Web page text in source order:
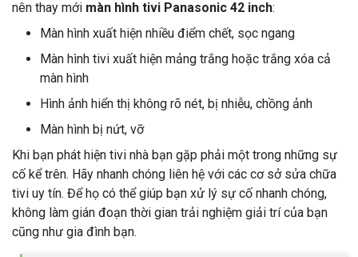
nên thay mới màn hình tivi Panasonic 42 inch:
Màn hình xuất hiện nhiều điểm chết, sọc ngang
Màn hình tivi xuất hiện mảng trắng hoặc trắng xóa cả
màn hình
Hình ảnh hiển thị không rõ nét, bị nhiễu, chồng ảnh
Màn hình bị nứt, vỡ
Khi bạn phát hiện tivi nhà bạn gặp phải một trong những sự
cố kể trên. Hãy nhanh chóng liên hệ với các cơ sở sửa chữa
tivi uy tín. Để họ có thể giúp bạn xử lý sự cố nhanh chóng,
không làm gián đoạn thời gian trải nghiệm giải trí của bạn
cũng như gia đình bạn.